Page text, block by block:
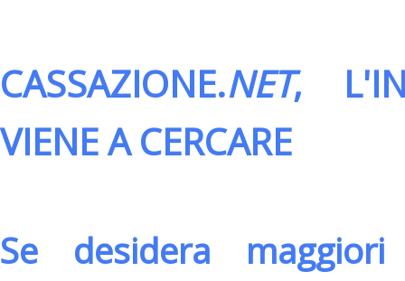
CASSAZIONE.NET,
VIENE A CERCARE
Se desidera